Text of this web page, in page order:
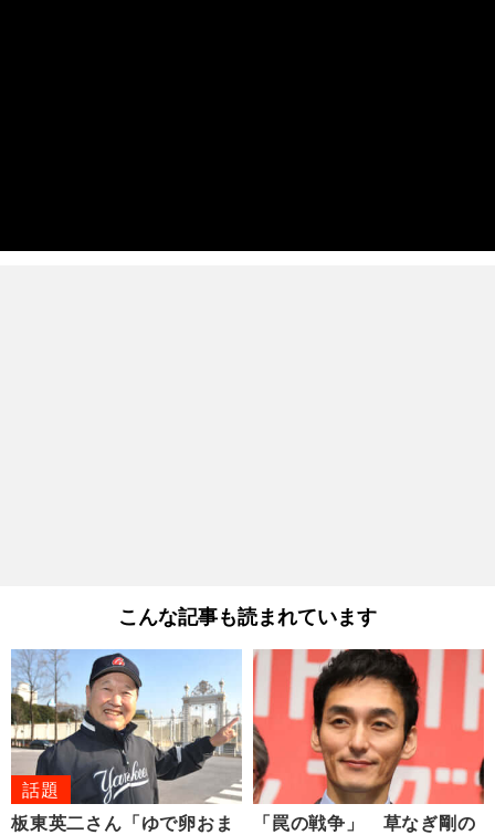
こんな記事も読まれています
話題
板東英二さん「ゆで卵おま
「罠の戦争」 草なぎ剛の